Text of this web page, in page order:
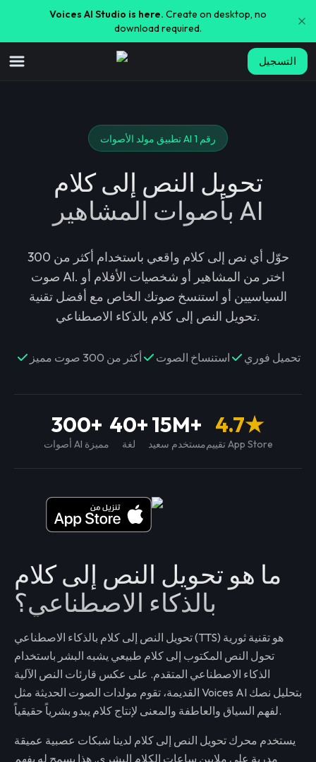
Voices AI Studio is here. Create on desktop, no
download required.
التسجيل
تطبيق مولد الأصوات AI رقم 1
تحويل النص إلى كلام
بأصوات المشاهير AI
حوّل أي نص إلى كلام واقعي باستخدام أكثر من 300
صوت AI. اختر من المشاهير أو شخصيات الأفلام أو
السياسيين أو استنسخ صوتك الخاص مع أفضل تقنية
تحويل النص إلى كلام بالذكاء الاصطناعي.
أكثر من 300 صوت مميز استنساخ الصوت تحميل فوري
300+
أصوات AI مميزة
40+
لغة
15M+
مستخدم سعيد
4.7★
تقييم App Store
ما هو تحويل النص إلى كلام
بالذكاء الاصطناعي؟
تحويل النص إلى كلام بالذكاء الاصطناعي (TTS) هو تقنية ثورية
تحول النص المكتوب إلى كلام طبيعي يشبه البشر باستخدام
الذكاء الاصطناعي المتقدم. على عكس قارئات النص الآلية
القديمة، تقوم مولدات الصوت الحديثة مثل Voices AI بتحليل نصك
لفهم السياق والعاطفة والمعنى لإنتاج كلام يبدو بشرياً حقيقياً.
يستخدم محرك تحويل النص إلى كلام لدينا شبكات عصبية عميقة
مدربة على ملايين ساعات الكلام البشري. هذا يسمح له بفهم